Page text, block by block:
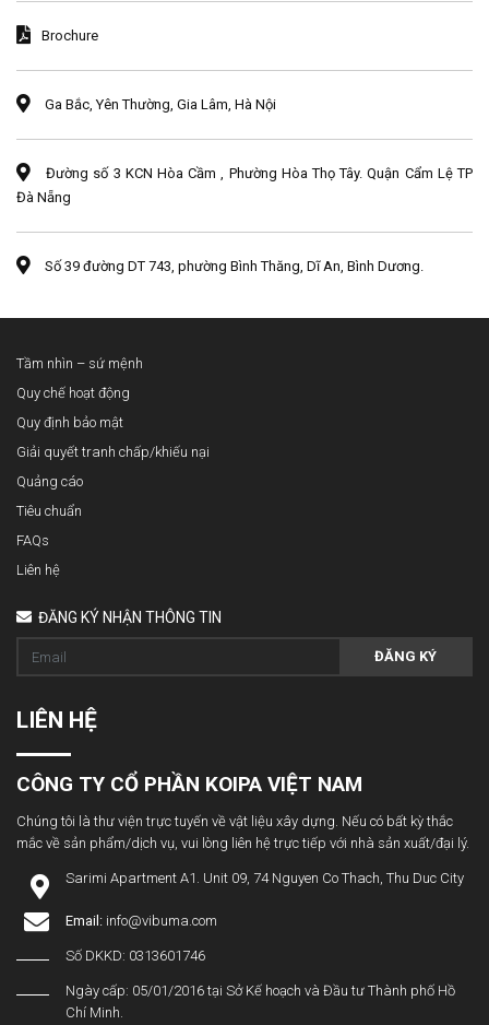
Brochure
Ga Bắc, Yên Thường, Gia Lâm, Hà Nội
Đường số 3 KCN Hòa Cầm , Phường Hòa Thọ Tây. Quận Cẩm Lệ TP
Đà Nẵng
Số 39 đường DT 743, phường Bình Thăng, Dĩ An, Bình Dương.
Tầm nhìn – sứ mệnh
Quy chế hoạt động
Quy định bảo mật
Giải quyết tranh chấp/khiếu nại
Quảng cáo
Tiêu chuẩn
FAQs
Liên hệ
ĐĂNG KÝ NHẬN THÔNG TIN
ĐĂNG KÝ
LIÊN HỆ
CÔNG TY CỔ PHẦN KOIPA VIỆT NAM
Chúng tôi là thư viện trực tuyến về vật liệu xây dựng. Nếu có bất kỳ thắc
mắc về sản phẩm/dịch vụ, vui lòng liên hệ trực tiếp với nhà sản xuất/đại lý.
Sarimi Apartment A1. Unit 09, 74 Nguyen Co Thach, Thu Duc City
Email: info@vibuma.com
Số DKKD: 0313601746
Ngày cấp: 05/01/2016 tại Sở Kế hoạch và Đầu tư Thành phố Hồ
Chí Minh.